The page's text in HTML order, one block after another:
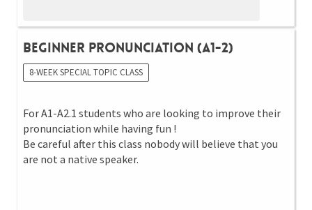
Beginner Pronunciation (A1-2)
8-WEEK SPECIAL TOPIC CLASS
For A1-A2.1 students who are looking to improve their
pronunciation while having fun !
Be careful after this class nobody will believe that you
are not a native speaker.